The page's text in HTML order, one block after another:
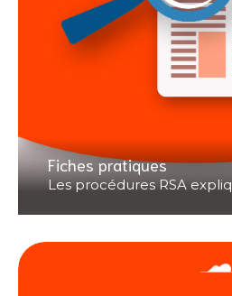
Fiches pratiques
Les procédures RSA